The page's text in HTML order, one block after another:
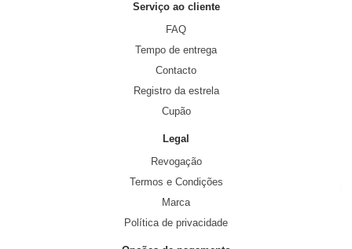
Serviço ao cliente
FAQ
Tempo de entrega
Contacto
Registro da estrela
Cupão
Legal
Revogação
Termos e Condições
Marca
Política de privacidade